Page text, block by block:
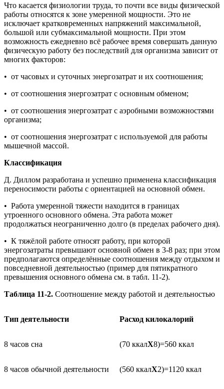
Что касается физиологии труда, то почти все виды физической
работы относятся к зоне умеренной мощности. Это не
исключает кратковременных напряжений максимальной,
большой или субмаксимальной мощности. При этом
возможность ежедневно всё рабочее время совершать данную
физическую работу без последствий для организма зависит от
многих факторов:
• от часовых и суточных энергозатрат и их соотношения;
• от соотношения энергозатрат с основным обменом;
• от соотношения энергозатрат с аэробными возможностями
организма;
• от соотношения энергозатрат с используемой для работы
мышечной массой.
Классификация
Д. Диллом разработана и успешно применена классификация
переносимости работы с ориентацией на основной обмен.
• Работа умеренной тяжести находится в границах
утроенного основного обмена. Эта работа может
продолжаться неограниченно долго (в пределах рабочего дня).
• К тяжёлой работе относят работу, при которой
энергозатраты превышают основной обмен в 3-8 раз; при этом
предполагаются определённые соотношения между отдыхом и
повседневной деятельностью (пример для пятикратного
превышения основного обмена см. в табл. 11-2).
Таблица 11-2. Соотношение между работой и деятельностью
Тип деятельности Расход килокалорий
8 часов сна (70 ккалХ8)=560 ккал
8 часов обычной деятельности (560 ккалХ2)=1120 ккал